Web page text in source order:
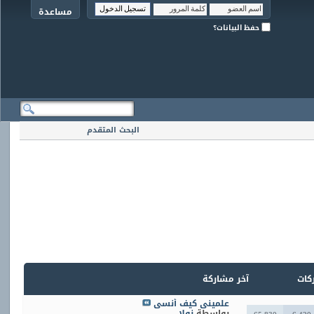
مساعدة
حفظ البيانات؟
البحث المتقدم
آخر مشاركة
علميني كيف أنسى